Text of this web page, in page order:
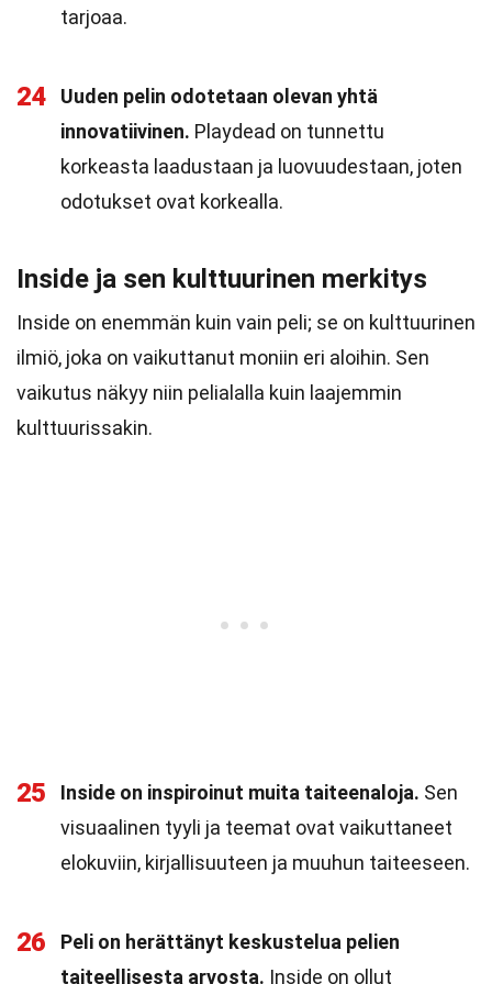
tarjoaa.
24
Uuden pelin odotetaan olevan yhtä
innovatiivinen. Playdead on tunnettu
korkeasta laadustaan ja luovuudestaan, joten
odotukset ovat korkealla.
Inside ja sen kulttuurinen merkitys
Inside on enemmän kuin vain peli; se on kulttuurinen
ilmiö, joka on vaikuttanut moniin eri aloihin. Sen
vaikutus näkyy niin pelialalla kuin laajemmin
kulttuurissakin.
25 Inside on inspiroinut muita taiteenaloja. Sen
visuaalinen tyyli ja teemat ovat vaikuttaneet
elokuviin, kirjallisuuteen ja muuhun taiteeseen.
26
Peli on herättänyt keskustelua pelien
taiteellisesta arvosta. Inside on ollut